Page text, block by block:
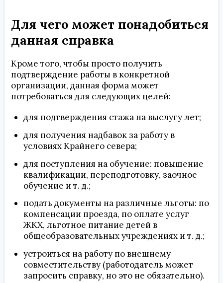
Для чего может понадобиться
данная справка
Кроме того, чтобы просто получить
подтверждение работы в конкретной
организации, данная форма может
потребоваться для следующих целей:
для подтверждения стажа на выслугу лет;
для получения надбавок за работу в
условиях Крайнего севера;
для поступления на обучение: повышение
квалификации, переподготовку, заочное
обучение и т. д.;
подать документы на различные льготы: по
компенсации проезда, по оплате услуг
ЖКХ, льготное питание детей в
общеобразовательных учреждениях и т. д.;
устроиться на работу по внешнему
совместительству (работодатель может
запросить справку, но это не обязательно).